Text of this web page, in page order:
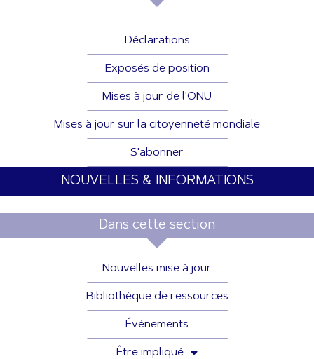
Déclarations
Exposés de position
Mises à jour de l'ONU
Mises à jour sur la citoyenneté mondiale
S'abonner
NOUVELLES & INFORMATIONS
Dans cette section
Nouvelles mise à jour
Bibliothèque de ressources
Événements
Être impliqué